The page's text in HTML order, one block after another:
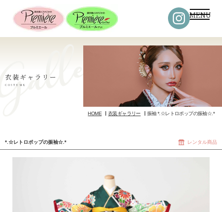
MENU
HOME 衣装ギャラリー 振袖 *.☆レトロポップの振袖☆.*
衣装ギャラリー
COSTUME
*.☆レトロポップの振袖☆.* レンタル商品